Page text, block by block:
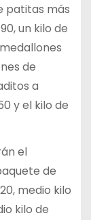
patitas más
un kilo de
de
a
y el kilo de
el
de
medio kilo
kilo de